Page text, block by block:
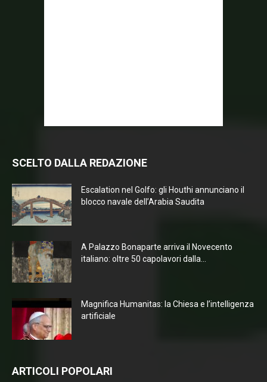
SCELTO DALLA REDAZIONE
Escalation nel Golfo: gli Houthi annunciano il
blocco navale dell’Arabia Saudita
A Palazzo Bonaparte arriva il Novecento
italiano: oltre 50 capolavori dalla...
Magnifica Humanitas: la Chiesa e l’intelligenza
artificiale
ARTICOLI POPOLARI